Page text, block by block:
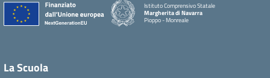
Istituto Comprensivo Statale
Margherita di Navarra
Pioppo - Monreale
La Scuola